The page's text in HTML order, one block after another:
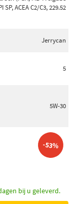
SP, ACEA C2/C3, 229.52
Jerrycan
5
5W-30
-53%
bij u geleverd.